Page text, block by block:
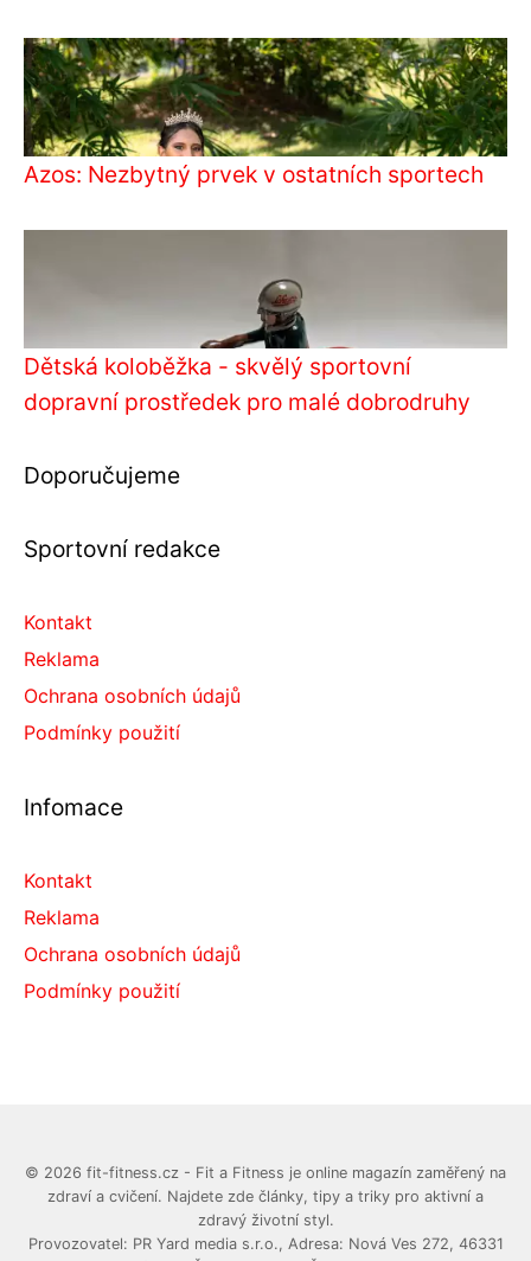
Azos: Nezbytný prvek v ostatních sportech
Dětská koloběžka - skvělý sportovní
dopravní prostředek pro malé dobrodruhy
Doporučujeme
Sportovní redakce
Kontakt
Reklama
Ochrana osobních údajů
Podmínky použití
Infomace
Kontakt
Reklama
Ochrana osobních údajů
Podmínky použití
© 2026 fit-fitness.cz - Fit a Fitness je online magazín zaměřený na
zdraví a cvičení. Najdete zde články, tipy a triky pro aktivní a
zdravý životní styl.
Provozovatel: PR Yard media s.r.o., Adresa: Nová Ves 272, 46331